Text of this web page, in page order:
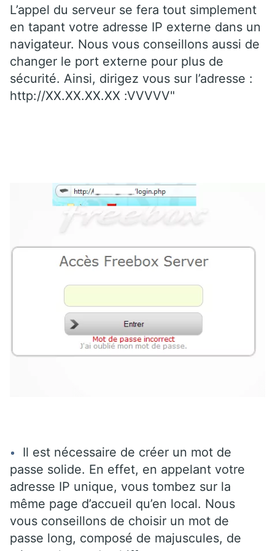
L’appel du serveur se fera tout simplement
en tapant votre adresse IP externe dans un
navigateur. Nous vous conseillons aussi de
changer le port externe pour plus de
sécurité. Ainsi, dirigez vous sur l’adresse :
http://XX.XX.XX.XX :VVVVV"
Il est nécessaire de créer un mot de
passe solide. En effet, en appelant votre
adresse IP unique, vous tombez sur la
même page d’accueil qu’en local. Nous
vous conseillons de choisir un mot de
passe long, composé de majuscules, de